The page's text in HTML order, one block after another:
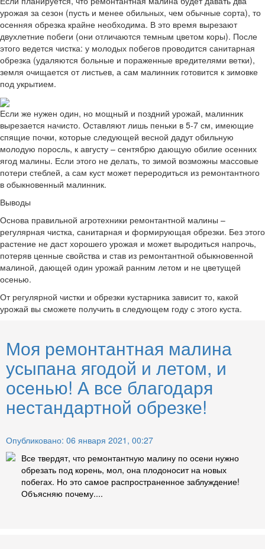
урожая за сезон (пусть и менее обильных, чем обычные сорта), то
осенняя обрезка крайне необходима. В это время вырезают
двухлетние побеги (они отличаются темным цветом коры). После
этого ведется чистка: у молодых побегов проводится санитарная
обрезка (удаляются больные и пораженные вредителями ветки),
земля очищается от листьев, а сам малинник готовится к зимовке
под укрытием.
Если же нужен один, но мощный и поздний урожай, малинник
вырезается начисто. Оставляют лишь пеньки в 5-7 см, имеющие
спящие почки, которые следующей весной дадут обильную
молодую поросль, к августу – сентябрю дающую обилие осенних
ягод малины. Если этого не делать, то зимой возможны массовые
потери стеблей, а сам куст может переродиться из ремонтантного
в обыкновенный малинник.
Выводы
Основа правильной агротехники ремонтантной малины –
регулярная чистка, санитарная и формирующая обрезки. Без этого
растение не даст хорошего урожая и может выродиться напрочь,
потеряв ценные свойства и став из ремонтантной обыкновенной
малиной, дающей один урожай ранним летом и не цветущей
осенью.
От регулярной чистки и обрезки кустарника зависит то, какой
урожай вы сможете получить в следующем году с этого куста.
Моя ремонтантная малина
усыпана ягодой и летом, и
осенью! А все благодаря
нестандартной обрезке!
Опубликовано: 06 января 2021, 00:27
Все твердят, что ремонтантную малину по осени нужно
обрезать под корень, мол, она плодоносит на новых
побегах. Но это самое распространенное заблуждение!
Объясняю почему....